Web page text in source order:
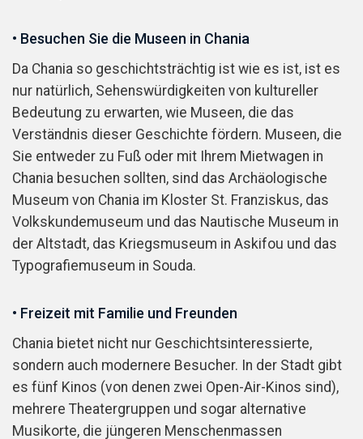
• Besuchen Sie die Museen in Chania
Da Chania so geschichtsträchtig ist wie es ist, ist es
nur natürlich, Sehenswürdigkeiten von kultureller
Bedeutung zu erwarten, wie Museen, die das
Verständnis dieser Geschichte fördern. Museen, die
Sie entweder zu Fuß oder mit Ihrem Mietwagen in
Chania besuchen sollten, sind das Archäologische
Museum von Chania im Kloster St. Franziskus, das
Volkskundemuseum und das Nautische Museum in
der Altstadt, das Kriegsmuseum in Askifou und das
Typografiemuseum in Souda.
• Freizeit mit Familie und Freunden
Chania bietet nicht nur Geschichtsinteressierte,
sondern auch modernere Besucher. In der Stadt gibt
es fünf Kinos (von denen zwei Open-Air-Kinos sind),
mehrere Theatergruppen und sogar alternative
Musikorte, die jüngeren Menschenmassen